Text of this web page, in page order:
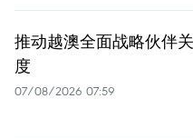
推动越澳全面战略伙伴
度
07/08/2026 07:59